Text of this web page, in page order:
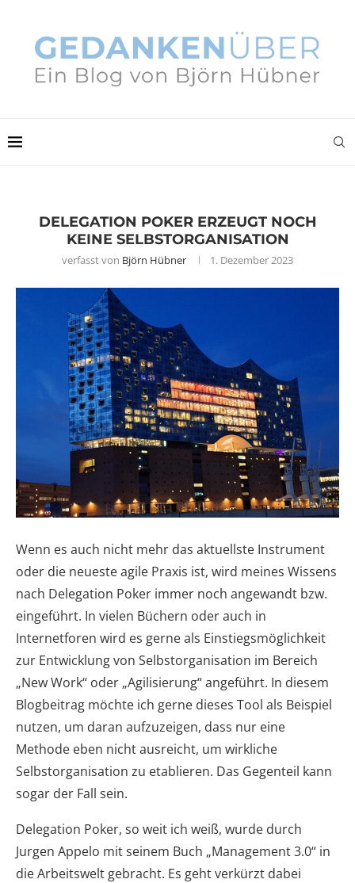
DELEGATION POKER ERZEUGT NOCH
KEINE SELBSTORGANISATION
verfasst von Björn Hübner 1. Dezember 2023
Wenn es auch nicht mehr das aktuellste Instrument
oder die neueste agile Praxis ist, wird meines Wissens
nach Delegation Poker immer noch angewandt bzw.
eingeführt. In vielen Büchern oder auch in
Internetforen wird es gerne als Einstiegsmöglichkeit
zur Entwicklung von Selbstorganisation im Bereich
„New Work“ oder „Agilisierung“ angeführt. In diesem
Blogbeitrag möchte ich gerne dieses Tool als Beispiel
nutzen, um daran aufzuzeigen, dass nur eine
Methode eben nicht ausreicht, um wirkliche
Selbstorganisation zu etablieren. Das Gegenteil kann
sogar der Fall sein.
Delegation Poker, so weit ich weiß, wurde durch
Jurgen Appelo mit seinem Buch „Management 3.0“ in
die Arbeitswelt gebracht. Es geht verkürzt dabei